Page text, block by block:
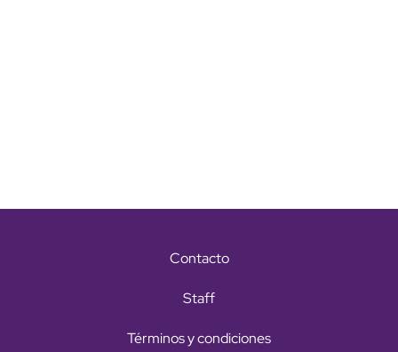
Contacto
Staff
Términos y condiciones